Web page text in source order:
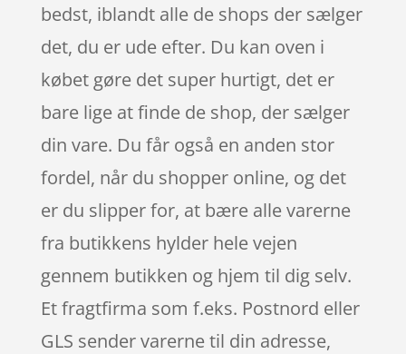
bedst, iblandt alle de shops der sælger
det, du er ude efter. Du kan oven i
købet gøre det super hurtigt, det er
bare lige at finde de shop, der sælger
din vare. Du får også en anden stor
fordel, når du shopper online, og det
er du slipper for, at bære alle varerne
fra butikkens hylder hele vejen
gennem butikken og hjem til dig selv.
Et fragtfirma som f.eks. Postnord eller
GLS sender varerne til din adresse,